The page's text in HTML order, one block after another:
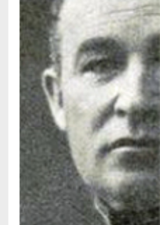
Adolfsson, Maria
Agnér, Kristina
Agrell, Wilhelm
Ahl, Kennet
Ahl, Mia
Ahlbeck, Elvy
Ahlstedt, Mats
Ahndoril, Alex
Ahnhem, Stefan
Ahrnstedt, Simona
Aichner, Bernhard
Aiken, Joan
Aird, Catherine
Airth, Rennie
Ajanović, Midhat
Ajvide Lindqvist, John